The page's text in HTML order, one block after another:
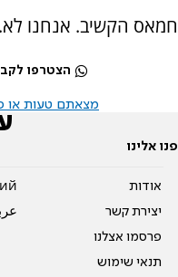
חמאס הקשיב. אנחנו לא.
הצטרפו
מצאתם טעות או
פנו אלינו
אודות
יצירת קשר
פרסמו אצלנו
תנאי שימוש